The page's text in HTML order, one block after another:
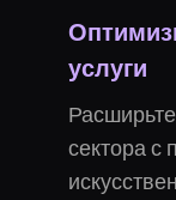
услуги
сектора с